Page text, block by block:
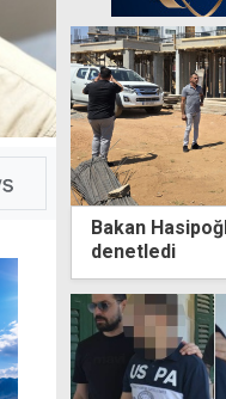
Bakan
denetledi